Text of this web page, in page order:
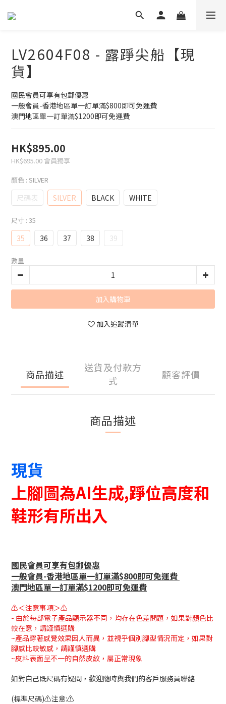
LV2604F08 - 露踭尖船【現
貨】
國民會員可享有包郵優惠
一般會員-香港地區單一訂單滿$800即可免運費
澳門地區單一訂單滿$1200即可免運費
HK$895.00
HK$695.00 會員獨享
顏色 : SILVER
尺碼表 SILVER BLACK WHITE
尺寸 : 35
35 36 37 38 39
數量
加入購物車
加入追蹤清單
商品描述
送貨及付款方
式
顧客評價
商品描述
現貨
上腳圖為AI生成,踭位高度和
鞋形有所出入
國民會員可享有包郵優惠
一般會員-香港地區單一訂單滿$800即可免運費
澳門地區單一訂單滿$1200即可免運費
⚠＜注意事項＞⚠
- 由於每部電子產品顯示器不同，均存在色差問題，如果對顏色比
較在意，請謹慎選購
~產品穿著感覺效果因人而異，並視乎個別腳型情況而定，如果對
腳感比較敏感，請謹慎選購
~皮料表面呈不一的自然皮紋，屬正常現象
如對自己既尺碼有疑問，歡迎隨時與我們的客戶服務員聯絡
(標準尺碼)⚠️注意:⚠️